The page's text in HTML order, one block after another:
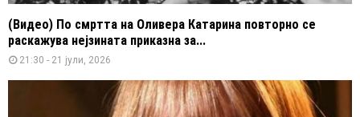
(Видео) По смртта на Оливера Катарина повторно се
раскажува нејзината приказна за...
21:30 - 21 јули, 2026